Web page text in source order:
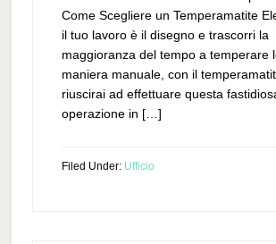
Come Scegliere un Temperamatite
il tuo lavoro è il disegno e trascorri la
maggioranza del tempo a temperare
maniera manuale, con il
riuscirai ad effettuare questa
operazione in […]
Filed Under: Ufficio